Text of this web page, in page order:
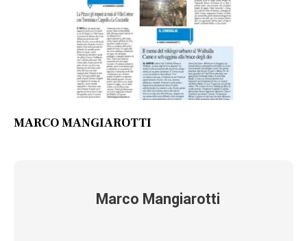
MARCO MANGIAROTTI
Marco Mangiarotti